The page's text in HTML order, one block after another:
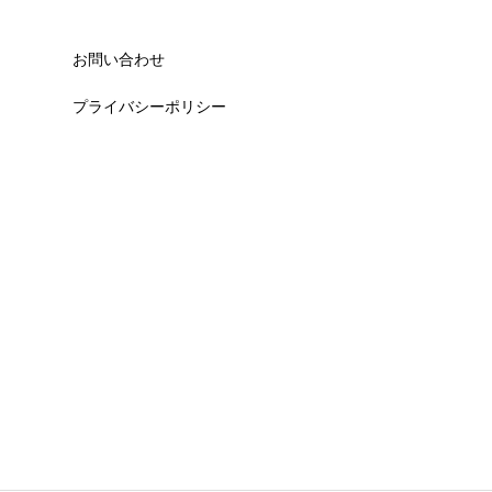
お問い合わせ
プライバシーポリシー